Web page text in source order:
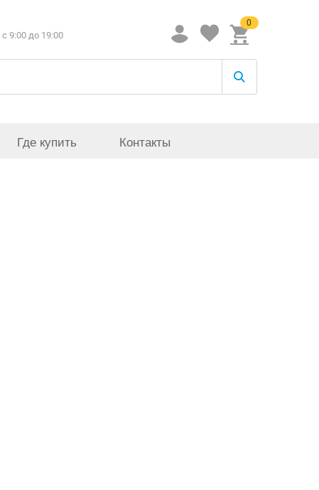
c 9:00 до 19:00
0
Где купить Контакты